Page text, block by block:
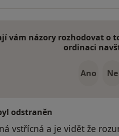
vám názory rozhodovat o
ordinaci
Ano Ne
odstraněn
vstřícná a je vidět že